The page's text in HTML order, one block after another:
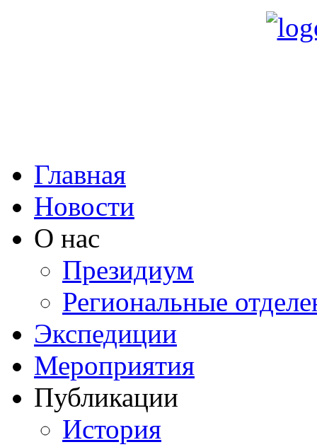
Главная
Новости
О нас
Президиум
Региональные
Экспедиции
Мероприятия
Публикации
История